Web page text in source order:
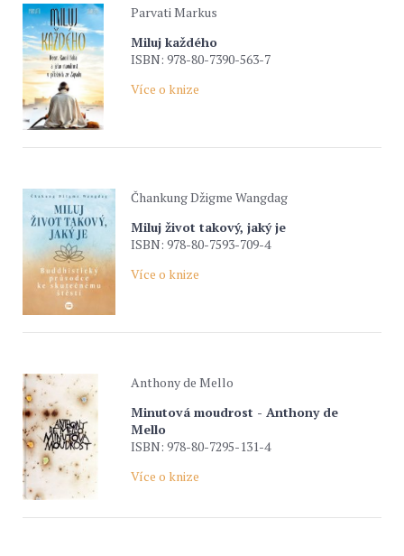
Parvati Markus
Miluj každého
ISBN: 978-80-7390-563-7
Více o knize
Čhankung Džigme Wangdag
Miluj život takový, jaký je
ISBN: 978-80-7593-709-4
Více o knize
Anthony de Mello
Minutová moudrost - Anthony de
Mello
ISBN: 978-80-7295-131-4
Více o knize